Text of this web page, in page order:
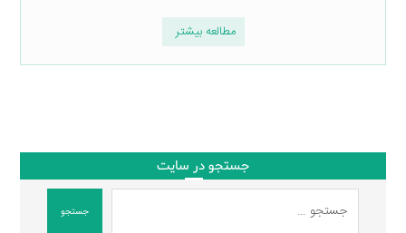
مطالعه بیشتر
جستجو در سایت
جستجو